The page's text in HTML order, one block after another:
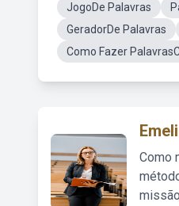
JogoDe Palavras
GeradorDe Palavras
Como Fazer
Como